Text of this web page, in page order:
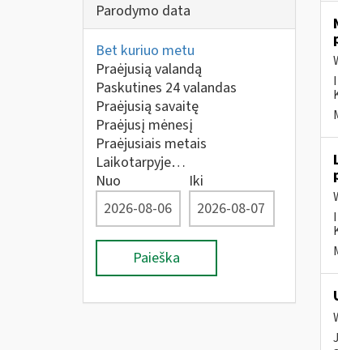
Parodymo data
Bet kuriuo metu
Praėjusią valandą
Paskutines 24 valandas
Praėjusią savaitę
Praėjusį mėnesį
Praėjusiais metais
Laikotarpyje…
Nuo
Iki
Paieška